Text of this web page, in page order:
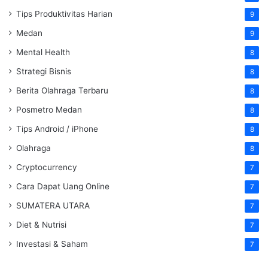
Tips Produktivitas Harian 9
Medan 9
Mental Health 8
Strategi Bisnis 8
Berita Olahraga Terbaru 8
Posmetro Medan 8
Tips Android / iPhone 8
Olahraga 8
Cryptocurrency 7
Cara Dapat Uang Online 7
SUMATERA UTARA 7
Diet & Nutrisi 7
Investasi & Saham 7